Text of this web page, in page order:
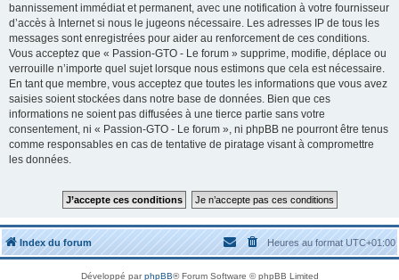
bannissement immédiat et permanent, avec une notification à votre fournisseur
d’accès à Internet si nous le jugeons nécessaire. Les adresses IP de tous les
messages sont enregistrées pour aider au renforcement de ces conditions.
Vous acceptez que « Passion-GTO - Le forum » supprime, modifie, déplace ou
verrouille n’importe quel sujet lorsque nous estimons que cela est nécessaire.
En tant que membre, vous acceptez que toutes les informations que vous avez
saisies soient stockées dans notre base de données. Bien que ces
informations ne soient pas diffusées à une tierce partie sans votre
consentement, ni « Passion-GTO - Le forum », ni phpBB ne pourront être tenus
comme responsables en cas de tentative de piratage visant à compromettre
les données.
Index du forum Heures au formatUTC+01:00
Développé parphpBB® Forum Software © phpBB Limited